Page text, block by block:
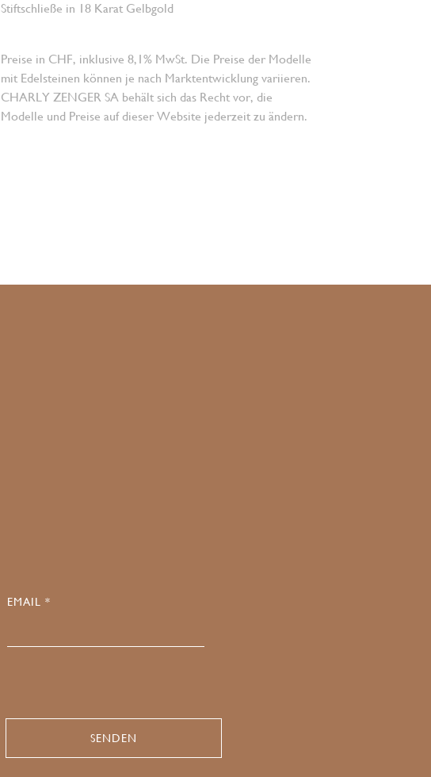
Stiftschließe in 18 Karat Gelbgold
Preise in CHF, inklusive 8,1% MwSt. Die Preise der Modelle
mit Edelsteinen können je nach Marktentwicklung variieren.
CHARLY ZENGER SA behält sich das Recht vor, die
Modelle und Preise auf dieser Website jederzeit zu ändern.
EMAIL *